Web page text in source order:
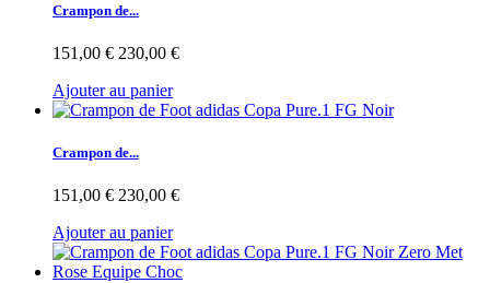
Crampon de...
151,00 € 230,00 €
Ajouter au panier
Crampon de...
151,00 € 230,00 €
Ajouter au panier